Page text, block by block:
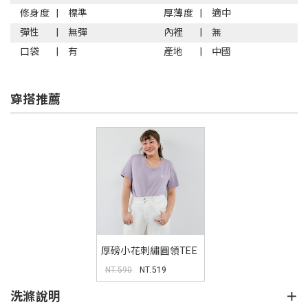
修身度
標準 厚薄度
適中
彈性
無彈 內裡
無
口袋
有 產地 中國
穿搭推薦
厚磅小花刺繡圓領TEE
NT.590 NT.519
洗滌說明